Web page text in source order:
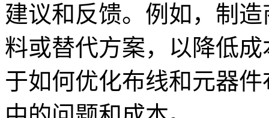
建议和反馈。例如，制
料或替代方案，以降低
于如何优化布线和元器